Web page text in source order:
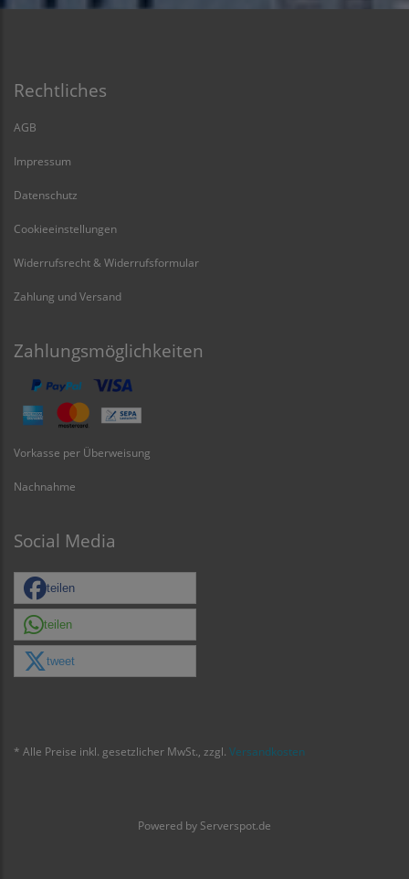
Rechtliches
AGB
Impressum
Datenschutz
Cookieeinstellungen
Widerrufsrecht & Widerrufsformular
Zahlung und Versand
Zahlungsmöglichkeiten
Vorkasse per Überweisung
Nachnahme
Social Media
teilen
teilen
tweet
* Alle Preise inkl. gesetzlicher MwSt., zzgl. Versandkosten
Powered by Serverspot.de